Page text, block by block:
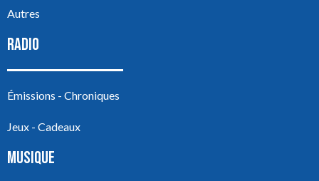
Autres
RADIO
Émissions - Chroniques
Jeux - Cadeaux
MUSIQUE